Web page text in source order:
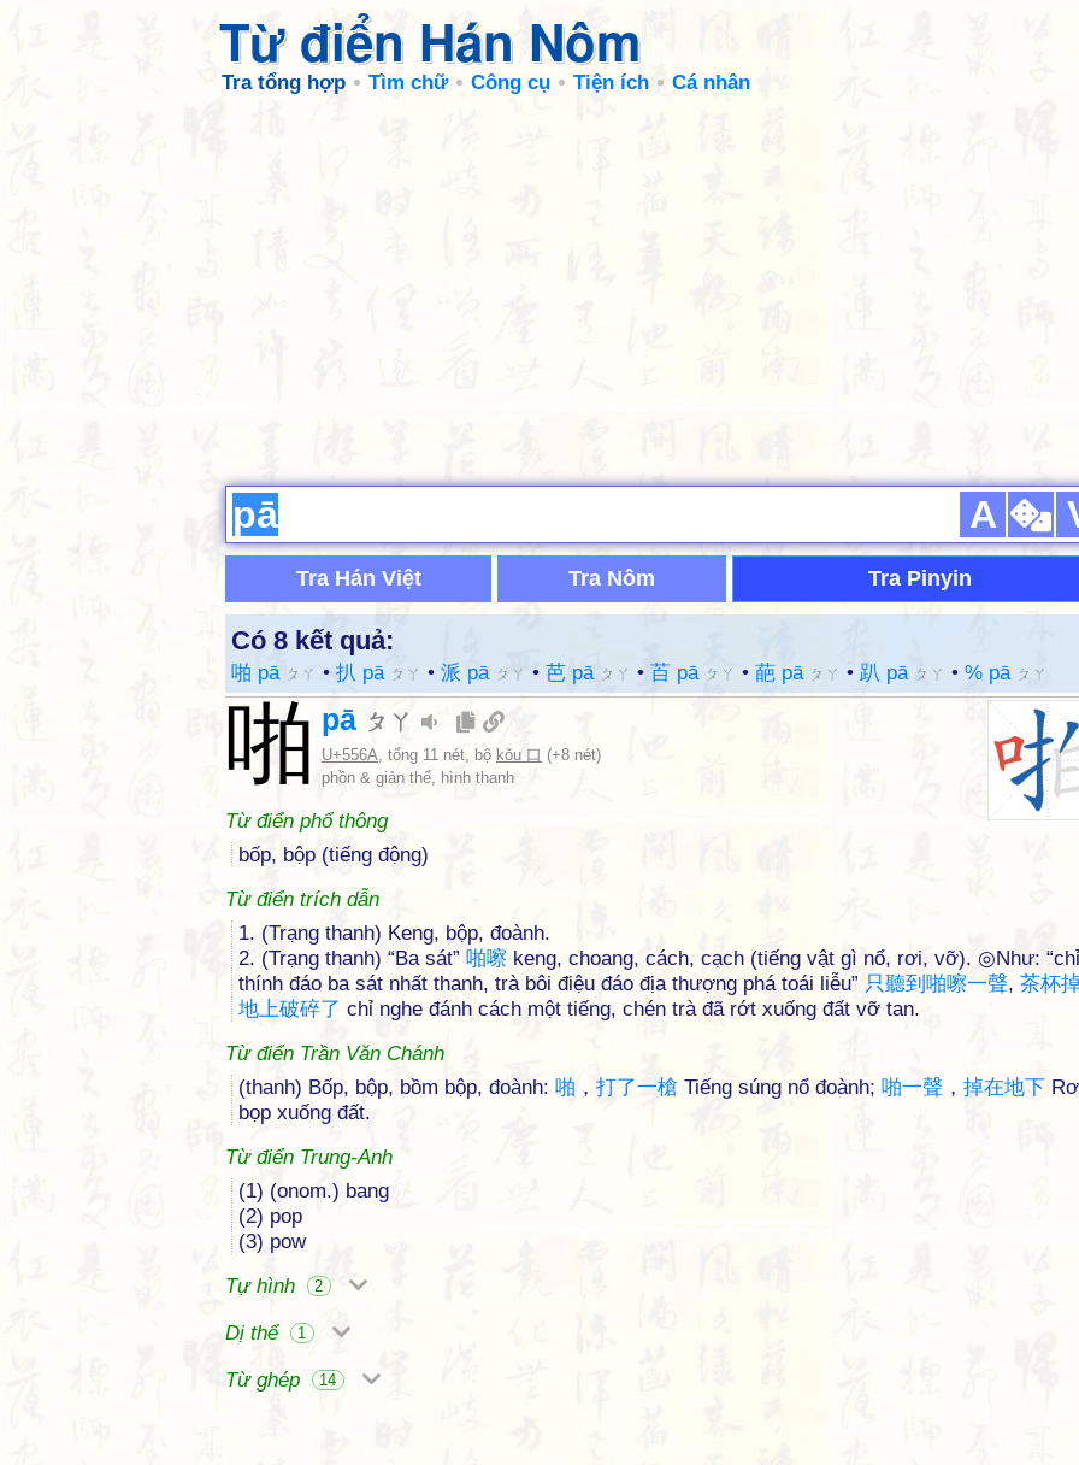
Từ điển Hán Nôm
Tra tổng hợp Tìm chữ Công cụ Tiện ích Cá nhân
A
Tra Hán Việt Tra Nôm Tra Pinyin
Có 8 kết quả:
啪 pā ㄆㄚ • 扒 pā ㄆㄚ • 派 pā ㄆㄚ • 芭 pā ㄆㄚ • 苩 pā ㄆㄚ • 葩 pā ㄆㄚ • 趴 pā ㄆㄚ • % pā ㄆㄚ
啪 pā ㄆㄚ
U+556A, tổng 11 nét, bộ kǒu 口 (+8 nét)
phồn & giản thể, hình thanh
Từ điển phổ thông
bốp, bộp (tiếng động)
Từ điển trích dẫn
1. (Trạng thanh) Keng, bộp, đoành.
2. (Trạng thanh) “Ba sát” 啪嚓 keng, choang, cách, cạch (tiếng vật gì nổ, rơi, vỡ). ◎Như: “chỉ
thính đáo ba sát nhất thanh, trà bôi điệu đáo địa thượng phá toái liễu” 只聽到 啪嚓一聲, 茶杯
地上破碎了 chỉ nghe đánh cách một tiếng, chén trà đã rớt xuống đất vỡ tan.
Từ điển Trần Văn Chánh
(thanh) Bốp, bộp, bồm bộp, đoành: 啪 ， 打了一槍 Tiếng súng nổ đoành; 啪一聲 ， 掉在地下
bọp xuống đất.
Từ điển Trung-Anh
(1) (onom.) bang
(2) pop
(3) pow
Tự hình
2
Dị thể 1
Từ ghép 14